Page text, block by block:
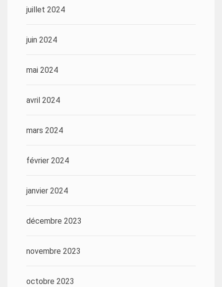
juillet 2024
juin 2024
mai 2024
avril 2024
mars 2024
février 2024
janvier 2024
décembre 2023
novembre 2023
octobre 2023